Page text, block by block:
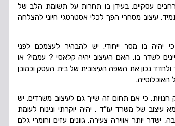
עסקיים. בעידן בו תחרות על תשומת הלב של
עיצוב מסחרי הפך לכלי אסטרטגי חיוני להצלחה
בו מסר ייחודי. יש להבהיר לעצמכם לפני
לשדר בו, האם העיצוב יהיה קלאסי ? עממי? או
ולחדד נכון את השפה העיצובית של בית העסק וכמובן
חנויות, כי אם תחום זה שייך גם לעיצוב משרדים. יש
של משרד עו”ד , יהיה יוקרתי ונינוח לעומת
יותר אווירה צעירה, גוונים עזים וחומרי גלם